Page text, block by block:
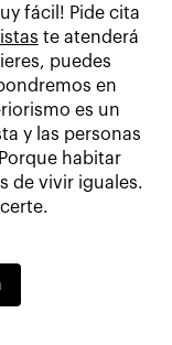
fácil! Pide cita
te atenderá
puedes
en
es un
y las personas
habitar
de vivir iguales.